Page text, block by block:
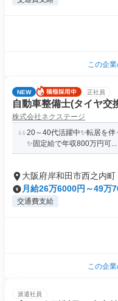
この企
NEW 正社員
自動車整備士(タイヤ交
株式会社ネクステージ
20～40代活躍中✨転居を
✨固定給で年収800万円可...
大阪府岸和田市西之内町
月給26万6000円～49万
交通費支給
この企
派遣社員